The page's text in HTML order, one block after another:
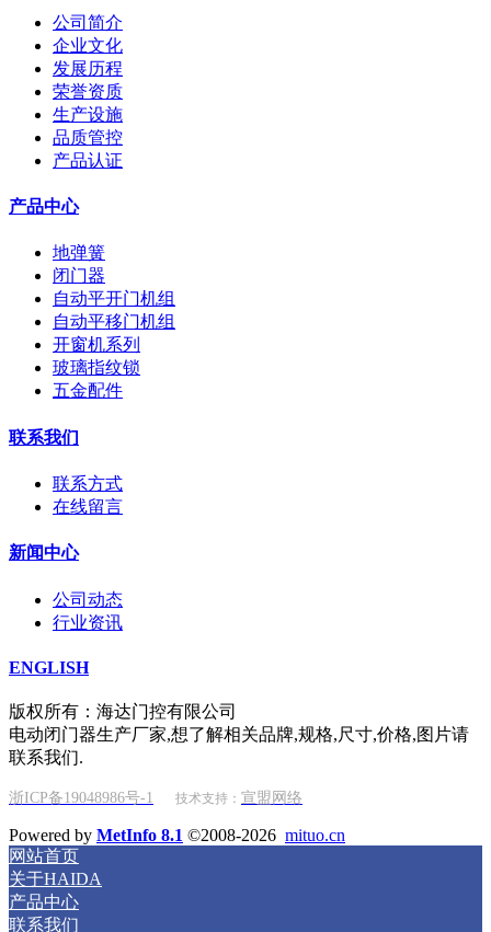
公司简介
企业文化
发展历程
荣誉资质
生产设施
品质管控
产品认证
产品中心
地弹簧
闭门器
自动平开门机组
自动平移门机组
开窗机系列
玻璃指纹锁
五金配件
联系我们
联系方式
在线留言
新闻中心
公司动态
行业资讯
ENGLISH
版权所有：海达门控有限公司
电动闭门器生产厂家,想了解相关品牌,规格,尺寸,价格,图片请
联系我们.
浙ICP备19048986号-1 技术支持： 宣盟网络
Powered by MetInfo 8.1 ©2008-2026 mituo.cn
网站首页
关于HAIDA
产品中心
联系我们